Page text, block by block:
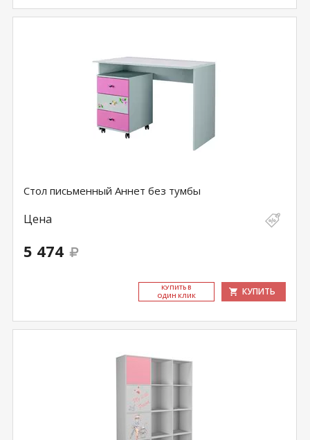
Стол письменный Аннет без тумбы
Цена
5 474
КУ­ПИТЬ В
ОДИН КЛИК
КУПИТЬ